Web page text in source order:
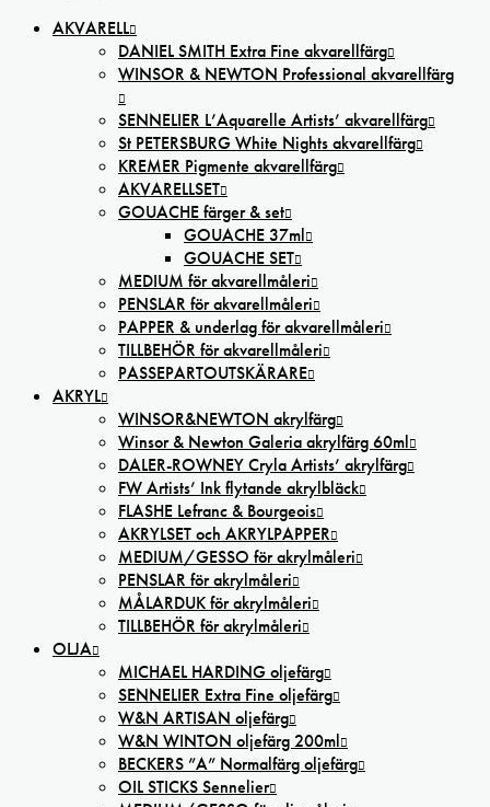
AKVARELL
DANIEL SMITH Extra Fine akvarellfärg
WINSOR & NEWTON Professional akvarellfärg
SENNELIER L’Aquarelle Artists’ akvarellfärg
St PETERSBURG White Nights akvarellfärg
KREMER Pigmente akvarellfärg
AKVARELLSET
GOUACHE färger & set
GOUACHE 37ml
GOUACHE SET
MEDIUM för akvarellmåleri
PENSLAR för akvarellmåleri
PAPPER & underlag för akvarellmåleri
TILLBEHÖR för akvarellmåleri
PASSEPARTOUTSKÄRARE
AKRYL
WINSOR&NEWTON akrylfärg
Winsor & Newton Galeria akrylfärg 60ml
DALER-ROWNEY Cryla Artists’ akrylfärg
FW Artists’ Ink flytande akrylbläck
FLASHE Lefranc & Bourgeois
AKRYLSET och AKRYLPAPPER
MEDIUM/GESSO för akrylmåleri
PENSLAR för akrylmåleri
MÅLARDUK för akrylmåleri
TILLBEHÖR för akrylmåleri
OLJA
MICHAEL HARDING oljefärg
SENNELIER Extra Fine oljefärg
W&N ARTISAN oljefärg
W&N WINTON oljefärg 200ml
BECKERS ”A” Normalfärg oljefärg
OIL STICKS Sennelier